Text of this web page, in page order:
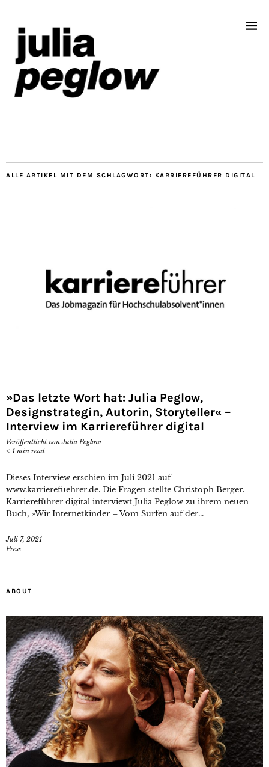
ALLE ARTIKEL MIT DEM SCHLAGWORT: KARRIEREFÜHRER DIGITAL
»Das letzte Wort hat: Julia Peglow,
Designstrategin, Autorin, Storyteller« –
Interview im Karriereführer digital
Veröffentlicht vonJulia Peglow
< 1 min read
Dieses Interview erschien im Juli 2021 auf
www.karrierefuehrer.de. Die Fragen stellte Christoph Berger.
Karriereführer digital interviewt Julia Peglow zu ihrem neuen
Buch, »Wir Internetkinder – Vom Surfen auf der...
Juli 7, 2021
Press
ABOUT